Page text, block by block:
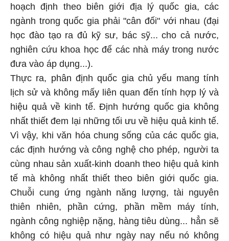
hoạch định theo biên giới địa lý quốc gia, các
ngành trong quốc gia phải "cân đối" với nhau (đại
học đào tạo ra đủ kỹ sư, bác sỹ... cho cả nước,
nghiên cứu khoa học để các nhà máy trong nước
đưa vào áp dụng...).
Thực ra, phân định quốc gia chủ yếu mang tính
lịch sử và không mấy liên quan đến tính hợp lý và
hiệu quả về kinh tế. Định hướng quốc gia không
nhất thiết đem lại những tối ưu về hiệu quả kinh tế.
Vì vậy, khi văn hóa chung sống của các quốc gia,
các định hướng và công nghệ cho phép, người ta
cùng nhau sản xuất-kinh doanh theo hiệu quả kinh
tế mà không nhất thiết theo biên giới quốc gia.
Chuỗi cung ứng ngành năng lượng, tài nguyên
thiên nhiên, phần cứng, phần mềm máy tính,
ngành công nghiệp nặng, hàng tiêu dùng... hẳn sẽ
không có hiệu quả như ngày nay nếu nó không